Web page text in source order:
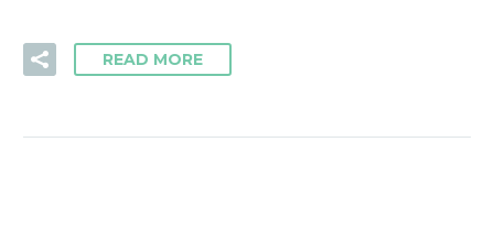
READ MORE